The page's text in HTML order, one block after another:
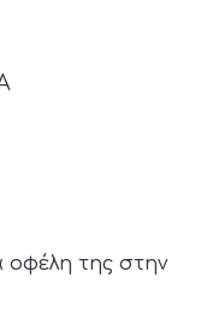
οφέλη της στην